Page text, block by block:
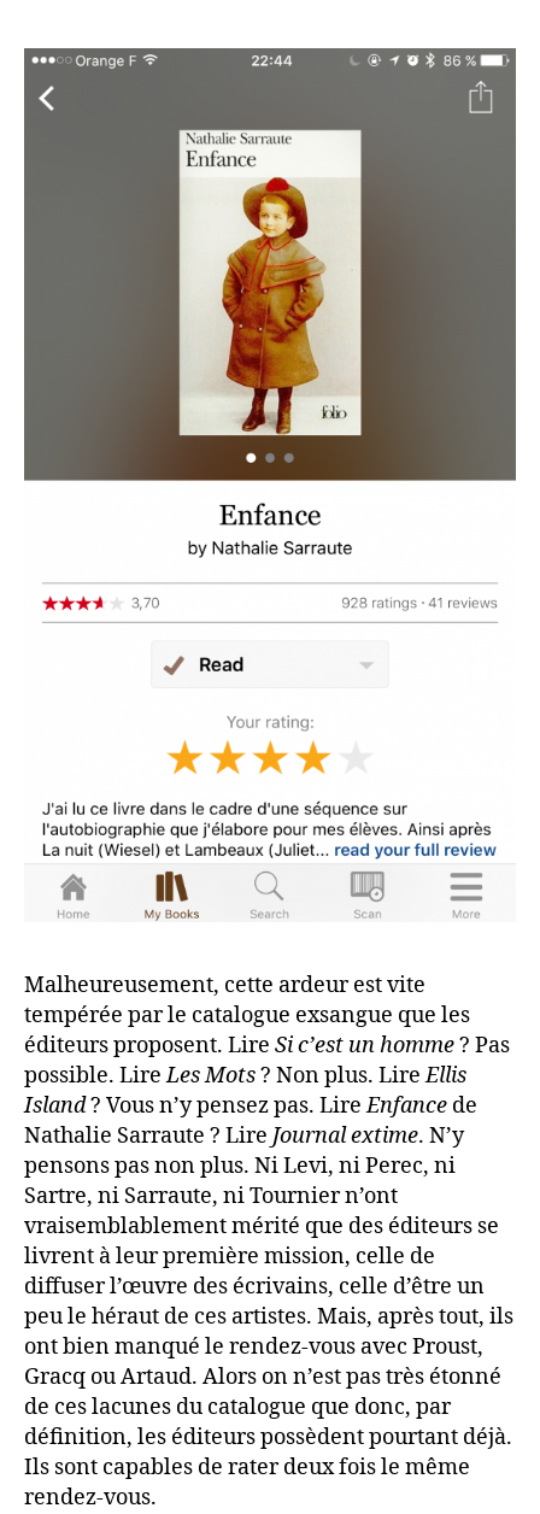
Malheureusement, cette ardeur est vite
tempérée par le catalogue exsangue que les
éditeurs proposent. Lire Si c’est un homme? Pas
possible. LireLes Mots? Non plus. LireEllis
Island? Vous n’y pensez pas. LireEnfance de
Nathalie Sarraute ? Lire Journal extime. N’y
pensons pas non plus. Ni Levi, ni Perec, ni
Sartre, ni Sarraute, ni Tournier n’ont
vraisemblablement mérité que des éditeurs se
livrent à leur première mission, celle de
diffuser l’œuvre des écrivains, celle d’être un
peu le héraut de ces artistes. Mais, après tout, ils
ont bien manqué le rendez-vous avec Proust,
Gracq ou Artaud. Alors on n’est pas très étonné
de ces lacunes du catalogue que donc, par
définition, les éditeurs possèdent pourtant déjà.
Ils sont capables de rater deux fois le même
rendez-vous.